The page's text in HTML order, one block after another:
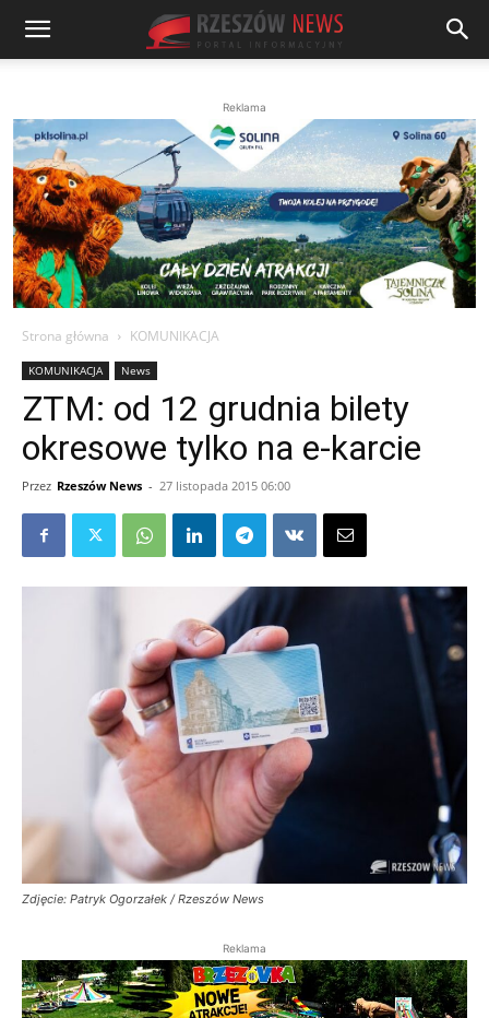
Reklama
Strona główna KOMUNIKACJA
KOMUNIKACJA News
ZTM: od 12 grudnia bilety
okresowe tylko na e-karcie
Przez Rzeszów News - 27 listopada 2015 06:00
Zdjęcie: Patryk Ogorzałek / Rzeszów News
Reklama